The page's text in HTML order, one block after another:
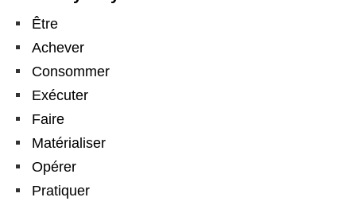
Être
Achever
Consommer
Exécuter
Faire
Matérialiser
Opérer
Pratiquer